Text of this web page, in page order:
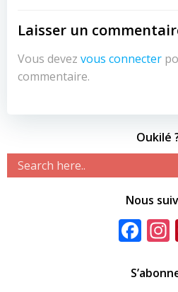
Laisser un
Vous devez vous connecter
commentaire.
Oukilé
Nous